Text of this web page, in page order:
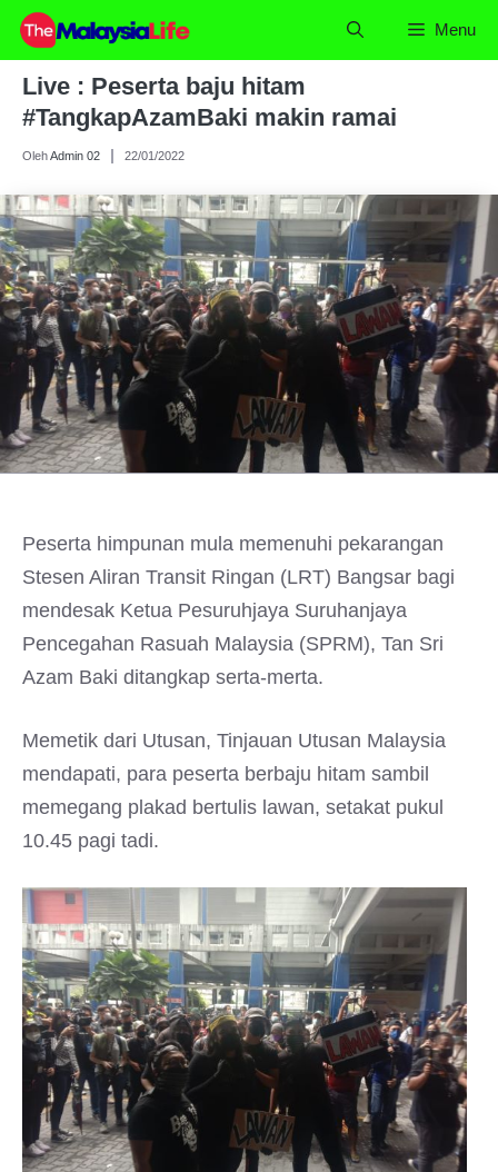
Skip
content
Menu
Live : Peserta baju hitam
#TangkapAzamBaki makin ramai
OlehAdmin 02 22/01/2022
Peserta himpunan mula memenuhi pekarangan
Stesen Aliran Transit Ringan (LRT) Bangsar bagi
mendesak Ketua Pesuruhjaya Suruhanjaya
Pencegahan Rasuah Malaysia (SPRM), Tan Sri
Azam Baki ditangkap serta-merta.
Memetik dari Utusan, Tinjauan Utusan Malaysia
mendapati, para peserta berbaju hitam sambil
memegang plakad bertulis lawan, setakat pukul
10.45 pagi tadi.